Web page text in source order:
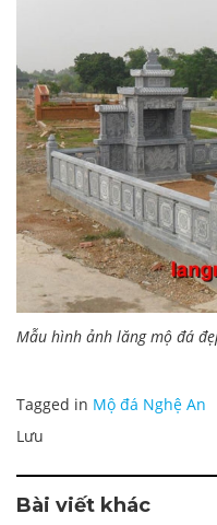
Mẫu hình ảnh lăng mộ đá
Tagged in Mộ đá Nghệ An
Lưu
Bài viết khác